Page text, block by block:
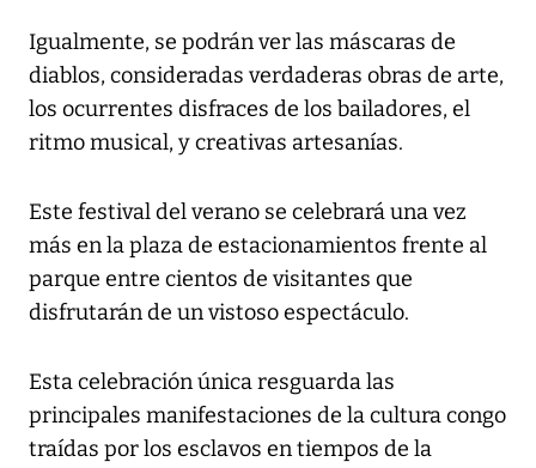
Igualmente, se podrán ver las máscaras de
diablos, consideradas verdaderas obras de arte,
los ocurrentes disfraces de los bailadores, el
ritmo musical, y creativas artesanías.
Este festival del verano se celebrará una vez
más en la plaza de estacionamientos frente al
parque entre cientos de visitantes que
disfrutarán de un vistoso espectáculo.
Esta celebración única resguarda las
principales manifestaciones de la cultura congo
traídas por los esclavos en tiempos de la